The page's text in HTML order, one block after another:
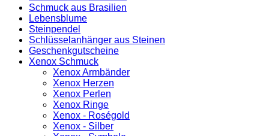
Schmuck aus Brasilien
Lebensblume
Steinpendel
Schlüsselanhänger aus Steinen
Geschenkgutscheine
Xenox Schmuck
Xenox Armbänder
Xenox Herzen
Xenox Perlen
Xenox Ringe
Xenox - Roségold
Xenox - Silber